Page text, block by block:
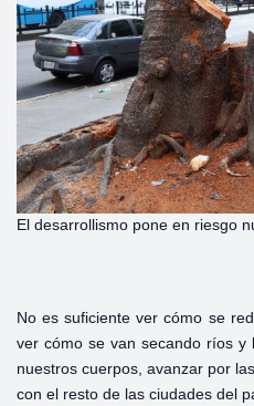
El desarrollismo pone en riesgo
No es suficiente ver cómo se
ver cómo se van secando ríos
nuestros cuerpos, avanzar por
con el resto de las ciudades del